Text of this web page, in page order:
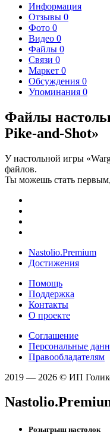
Информация
Отзывы 0
Фото 0
Видео 0
Файлы 0
Связи 0
Маркет 0
Обсуждения 0
Упоминания 0
Файлы
Pike-and-Shot»
У настольной игры
файлов.
Ты можешь стать
Nastolio.Premium
Достижения
Помощь
Поддержка
Контакты
О проекте
Соглашение
Персональные
Правообладателям
2019 — 2026 © ИП
Розыгрыш настолок